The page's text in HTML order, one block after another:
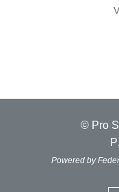
© Pro
Powered by